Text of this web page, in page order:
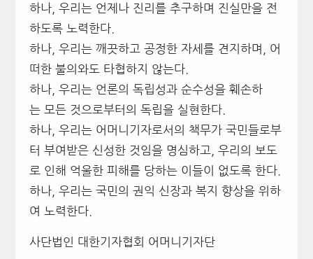
하나, 우리는 언제나 진리를 추구하며 진실만을 전
하도록 노력한다.
하나, 우리는 깨끗하고 공정한 자세를 견지하며, 어
떠한 불의와도 타협하지 않는다.
하나, 우리는 언론의 독립성과 순수성을 훼손하
는 모든 것으로부터의 독립을 실현한다.
하나, 우리는 어머니기자로서의 책무가 국민들로부
터 부여받은 신성한 것임을 명심하고, 우리의 보도
로 인해 억울한 피해를 당하는 이들이 없도록 한다.
하나, 우리는 국민의 권익 신장과 복지 향상을 위하
여 노력한다.
사단법인 대한기자협회 어머니기자단